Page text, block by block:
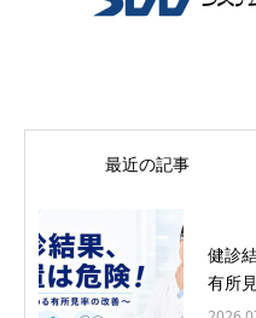
最近の記事
健診
有所